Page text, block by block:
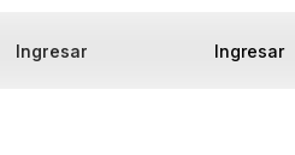
Ingresar Ingresar